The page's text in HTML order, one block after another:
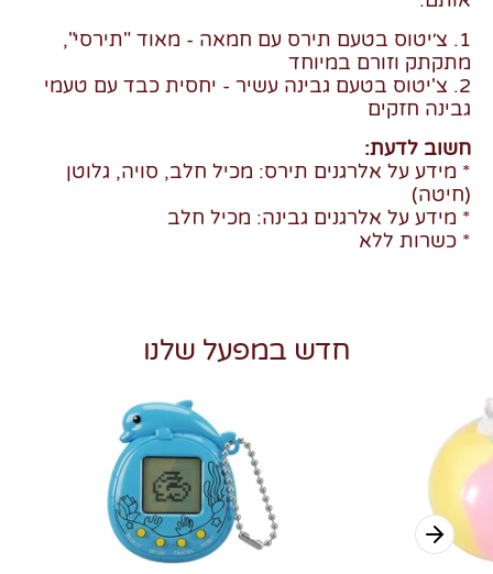
1. צ׳יטוס בטעם תירס עם חמאה - מאוד "תירסי",
מתקתק וזורם במיוחד
2. צ'יטוס בטעם גבינה עשיר - יחסית כבד עם טעמי
גבינה חזקים
חשוב לדעת:
* מידע על אלרגנים תירס: מכיל חלב, סויה, גלוטן
(חיטה)
* מידע על אלרגנים גבינה: מכיל חלב
* כשרות ללא
חדש במפעל שלנו